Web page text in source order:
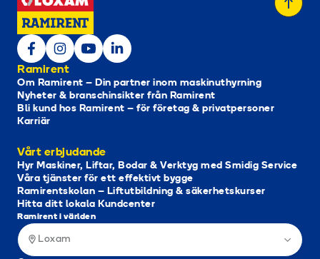
Ramirent
Om Ramirent – Din partner inom maskinuthyrning
Nyheter & branschinsikter från Ramirent
Bli kund hos Ramirent – för företag & privatpersoner
Karriär
Vårt erbjudande
Hyr Maskiner, Liftar, Bodar & Verktyg med Smidig Service
Våra tjänster för ett effektivt bygge
Ramirentskolan – Liftutbildning & säkerhetskurser
Hitta ditt lokala Kundcenter
Ramirent i världen
Loxam